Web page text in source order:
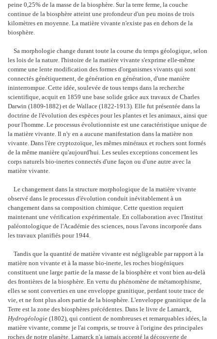
peine 0,25% de la masse de la biosphère. Sur la terre ferme, la couche
continue de la biosphère atteint une profondeur d'un peu moins de trois
kilomètres en moyenne. La matière vivante n'existe pas en dehors de la
biosphère.
Sa morphologie change durant toute la course du temps géologique, selon
les lois de la nature. I'histoire de la matière vivante s'exprime elle-même
comme une lente modification des formes d'organismes vivants qui sont
connectés génétiquement, de génération en génération, d'une manière
ininterrompue. Cette idée, soulevée de tous temps dans la recherche
scientifique, acquit en 1859 une base solide grâce aux travaux de Charles
Darwin (1809-1882) et de Wallace (1822-1913). Elle fut présentée dans la
doctrine de l'évolution des espèces pour les plantes et les animaux, ainsi que
pour l'homme. Le processus évolutionniste est une caractéristique unique de
la matière vivante. Il n'y en a aucune manifestation dans la matière non
vivante. Dans l'ère cryptozoïque, les mêmes minéraux et rochers sont formés
de la même manière qu'aujourd'hui. Les seules exceptions concernent les
corps naturels bio-inertes connectés d'une façon ou d'une autre avec la
matière vivante.
Le changement dans la structure morphologique de la matière vivante
observé dans le processus d'évolution conduit inévitablement à un
changement dans sa composition chimique. Cette question requiert
maintenant une vérification expérimentale. En collaboration avec l'Institut
paléontologique de l'Académie des sciences, nous l'avons incorporée dans
les travaux planifiés pour 1944.
Tandis que la quantité de matière vivante est négligeable par rapport à la
matière non vivante et à Ia masse bio-inerte, les roches biogéniques
constituent une large partie de la masse de la biosphère et vont bien au-delà
des frontières de la biosphère. En vertu du phénomène de métamorphisme,
elles se sont converties en une enveloppe granitique, perdant toute trace de
vie, et ne font plus alors partie de la biosphère. L'enveloppe granitique de la
Terre est la zone des biosphères précédentes. Dans le livre de Lamarck,
Hydrogéologie (1802), qui contient de nombreuses et remarquables idées, la
matière vivante, comme je l'ai compris, se trouve à l'origine des principales
roches de notre planète. Lamarck n'a jamais accepté la découverte de